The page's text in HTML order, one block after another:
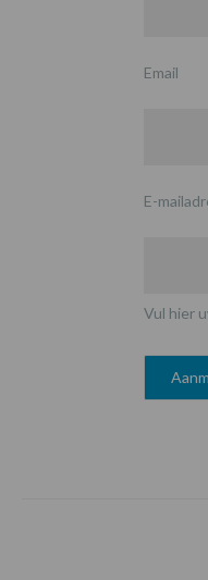
Email
E-
Vul hier